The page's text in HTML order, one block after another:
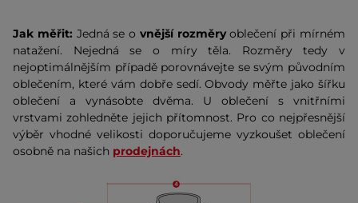
Jak měřit: Jedná se o vnější rozměryoblečení při mírném
natažení. Nejedná se o míry těla. Rozměry tedy v
nejoptimálnějším případě porovnávejte se svým původním
oblečením, které vám dobře sedí. Obvody měřte jako šířku
oblečení a vynásobte dvěma. U oblečení s vnitřními
vrstvami zohledněte jejich přítomnost. Pro co nejpřesnější
výběr vhodné velikosti doporučujeme vyzkoušet oblečení
osobně na našich prodejnách.